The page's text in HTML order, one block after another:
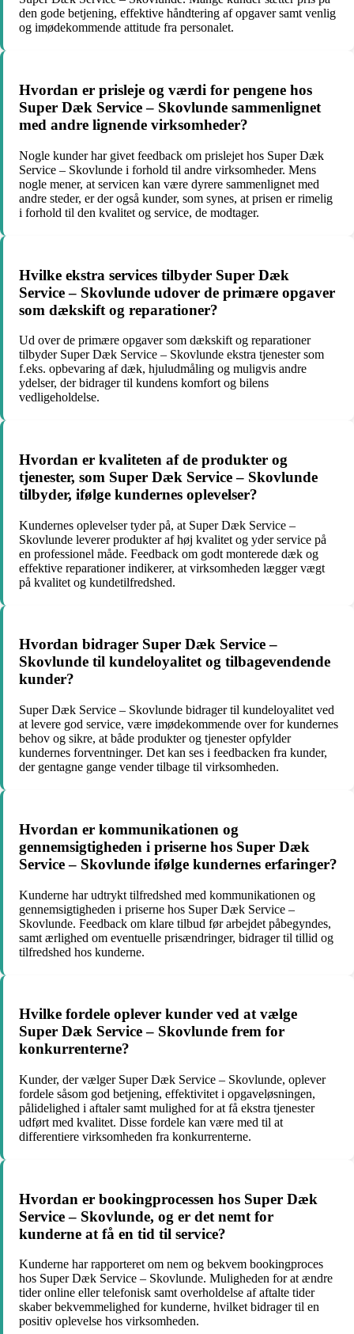
den gode betjening, effektive håndtering af opgaver samt venlig
og imødekommende attitude fra personalet.
Hvordan er prisleje og værdi for pengene hos
Super Dæk Service – Skovlunde sammenlignet
med andre lignende virksomheder?
Nogle kunder har givet feedback om prislejet hos Super Dæk
Service – Skovlunde i forhold til andre virksomheder. Mens
nogle mener, at servicen kan være dyrere sammenlignet med
andre steder, er der også kunder, som synes, at prisen er rimelig
i forhold til den kvalitet og service, de modtager.
Hvilke ekstra services tilbyder Super Dæk
Service – Skovlunde udover de primære opgaver
som dækskift og reparationer?
Ud over de primære opgaver som dækskift og reparationer
tilbyder Super Dæk Service – Skovlunde ekstra tjenester som
f.eks. opbevaring af dæk, hjuludmåling og muligvis andre
ydelser, der bidrager til kundens komfort og bilens
vedligeholdelse.
Hvordan er kvaliteten af de produkter og
tjenester, som Super Dæk Service – Skovlunde
tilbyder, ifølge kundernes oplevelser?
Kundernes oplevelser tyder på, at Super Dæk Service –
Skovlunde leverer produkter af høj kvalitet og yder service på
en professionel måde. Feedback om godt monterede dæk og
effektive reparationer indikerer, at virksomheden lægger vægt
på kvalitet og kundetilfredshed.
Hvordan bidrager Super Dæk Service –
Skovlunde til kundeloyalitet og tilbagevendende
kunder?
Super Dæk Service – Skovlunde bidrager til kundeloyalitet ved
at levere god service, være imødekommende over for kundernes
behov og sikre, at både produkter og tjenester opfylder
kundernes forventninger. Det kan ses i feedbacken fra kunder,
der gentagne gange vender tilbage til virksomheden.
Hvordan er kommunikationen og
gennemsigtigheden i priserne hos Super Dæk
Service – Skovlunde ifølge kundernes erfaringer?
Kunderne har udtrykt tilfredshed med kommunikationen og
gennemsigtigheden i priserne hos Super Dæk Service –
Skovlunde. Feedback om klare tilbud før arbejdet påbegyndes,
samt ærlighed om eventuelle prisændringer, bidrager til tillid og
tilfredshed hos kunderne.
Hvilke fordele oplever kunder ved at vælge
Super Dæk Service – Skovlunde frem for
konkurrenterne?
Kunder, der vælger Super Dæk Service – Skovlunde, oplever
fordele såsom god betjening, effektivitet i opgaveløsningen,
pålidelighed i aftaler samt mulighed for at få ekstra tjenester
udført med kvalitet. Disse fordele kan være med til at
differentiere virksomheden fra konkurrenterne.
Hvordan er bookingprocessen hos Super Dæk
Service – Skovlunde, og er det nemt for
kunderne at få en tid til service?
Kunderne har rapporteret om nem og bekvem bookingproces
hos Super Dæk Service – Skovlunde. Muligheden for at ændre
tider online eller telefonisk samt overholdelse af aftalte tider
skaber bekvemmelighed for kunderne, hvilket bidrager til en
positiv oplevelse hos virksomheden.